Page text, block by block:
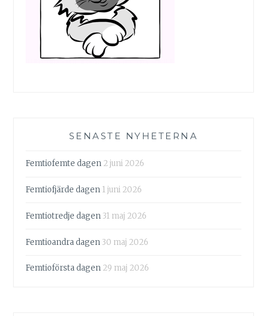
SENASTE NYHETERNA
Femtiofemte dagen 2 juni 2026
Femtiofjärde dagen 1 juni 2026
Femtiotredje dagen 31 maj 2026
Femtioandra dagen 30 maj 2026
Femtioförsta dagen 29 maj 2026